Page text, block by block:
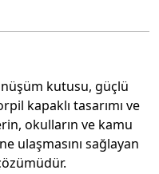
kutusu, güçlü
kapaklı tasarımı ve
okulların ve kamu
ulaşmasını sağlayan